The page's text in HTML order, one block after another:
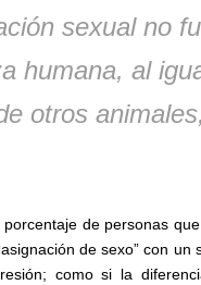
sexual no
humana, al
otros
de personas
de sexo” con
como si la